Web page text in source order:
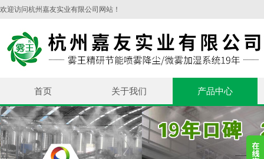
欢迎访问杭州嘉友实业有限公司网站！
首页 关于我们 产品中心